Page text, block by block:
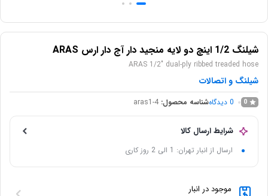
شیلنگ 1/2 اینچ دو لایه منجید دار آج دار ارس ARAS
ARAS 1/2" dual-ply ribbed treaded hose
شیلنگ و اتصالات
0
0 دیدگاهشناسه محصول: aras1-4
شرایط ارسال کالا
ارسال از انبار تهران: 1 الی 2 روز کاری
موجود در انبار